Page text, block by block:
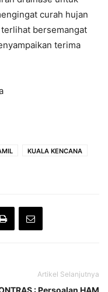
curah hujan
bersemangat
terima
KUALA KENCANA
Artikel Selanjutnya
: Persoalan HAM